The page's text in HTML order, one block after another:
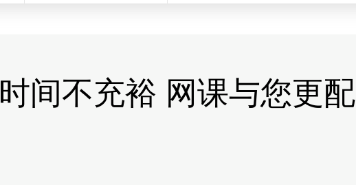
时间不充裕 网课与您更配